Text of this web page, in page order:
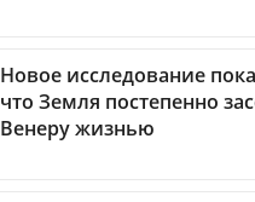
Новое исследование
что Земля постепенно
Венеру жизнью